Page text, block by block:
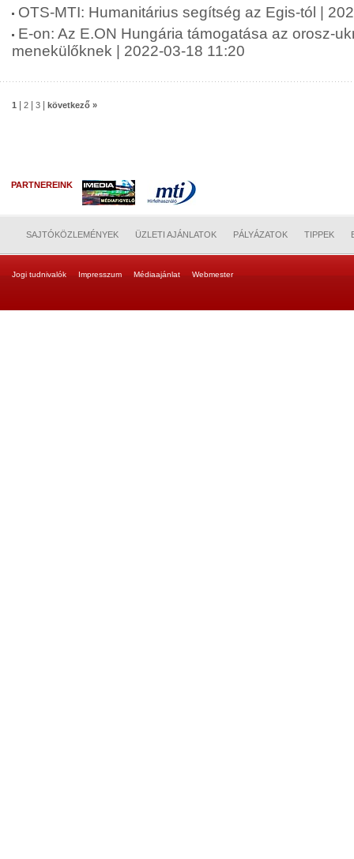
OTS-MTI: Humanitárius segítség az Egis-tól |
E-on: Az E.ON Hungária támogatása az orosz-
menekülőknek | 2022-03-18 11:20
1 2 3 következő »
PARTNEREINK
SAJTÓKÖZLEMÉNYEK ÜZLETI AJÁNLATOK PÁLYÁZATOK TIPPEK
Jogi tudnivalók Impresszum Médiaajánlat Webmester